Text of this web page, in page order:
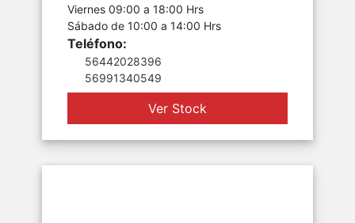
Viernes 09:00 a 18:00 Hrs
Sábado de 10:00 a 14:00 Hrs
Teléfono:
56442028396
56991340549
Ver Stock